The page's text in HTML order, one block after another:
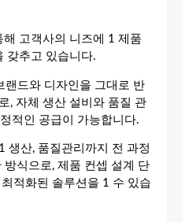
고객사의 니즈에 1 제품
갖추고 있습니다.
랜드와 디자인을 그대로 반
, 자체 생산 설비와 품질 관
적인 공급이 가능합니다.
생산, 품질관리까지 전 과정
식으로, 제품 컨셉 설계 단
적화된 솔루션을 1 수 있습